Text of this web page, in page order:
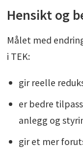
Hensikt og
Målet med
i TEK:
gir reelle
er bedre
anlegg og
gir et mer